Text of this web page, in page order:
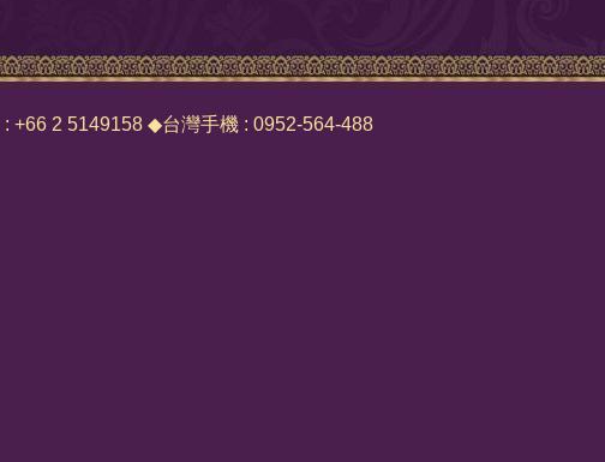
2 5149158 ◆台灣手機 : 0952-564-488